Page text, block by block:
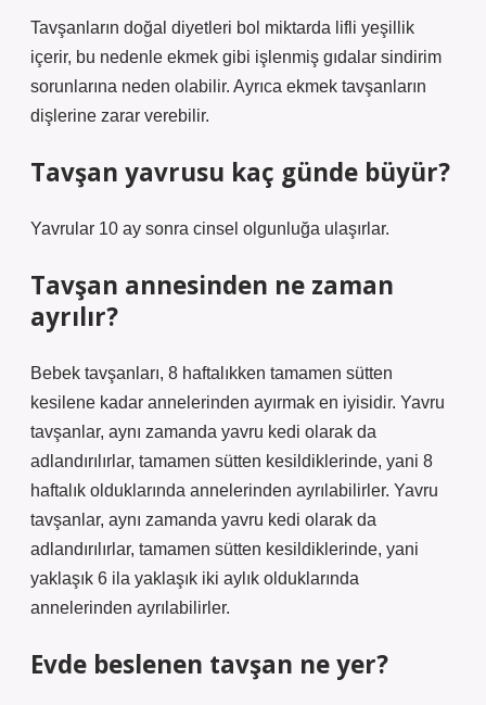
Tavşanların doğal diyetleri bol miktarda lifli yeşillik
içerir, bu nedenle ekmek gibi işlenmiş gıdalar sindirim
sorunlarına neden olabilir. Ayrıca ekmek tavşanların
dişlerine zarar verebilir.
Tavşan yavrusu kaç günde büyür?
Yavrular 10 ay sonra cinsel olgunluğa ulaşırlar.
Tavşan annesinden ne zaman
ayrılır?
Bebek tavşanları, 8 haftalıkken tamamen sütten
kesilene kadar annelerinden ayırmak en iyisidir. Yavru
tavşanlar, aynı zamanda yavru kedi olarak da
adlandırılırlar, tamamen sütten kesildiklerinde, yani 8
haftalık olduklarında annelerinden ayrılabilirler. Yavru
tavşanlar, aynı zamanda yavru kedi olarak da
adlandırılırlar, tamamen sütten kesildiklerinde, yani
yaklaşık 6 ila yaklaşık iki aylık olduklarında
annelerinden ayrılabilirler.
Evde beslenen tavşan ne yer?